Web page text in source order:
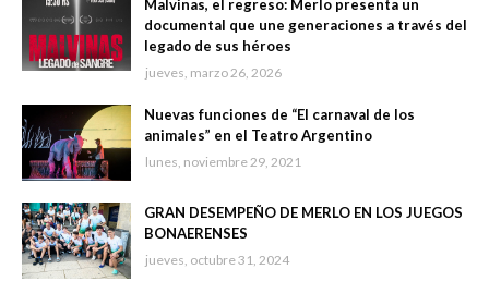
Malvinas, el regreso: Merlo presenta un
documental que une generaciones a través del
legado de sus héroes
jueves, marzo 26, 2026
Nuevas funciones de “El carnaval de los
animales” en el Teatro Argentino
lunes, noviembre 29, 2021
GRAN DESEMPEÑO DE MERLO EN LOS JUEGOS
BONAERENSES
jueves, octubre 31, 2024